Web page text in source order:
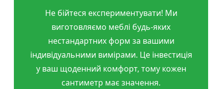
Не бійтеся експериментувати! Ми
виготовляємо меблі будь-яких
нестандартних форм за вашими
індивідуальними вимірами. Це інвестиція
у ваш щоденний комфорт, тому кожен
сантиметр має значення.